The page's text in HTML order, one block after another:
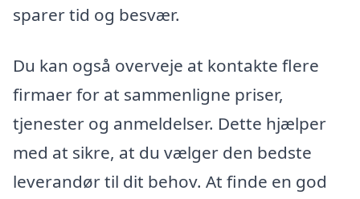
sparer tid og besvær.
Du kan også overveje at kontakte flere
firmaer for at sammenligne priser,
tjenester og anmeldelser. Dette hjælper
med at sikre, at du vælger den bedste
leverandør til dit behov. At finde en god